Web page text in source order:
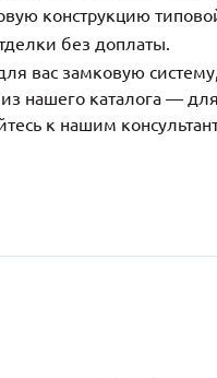
конструкцию
без доплаты.
вас замковую
нашего каталога —
к нашим